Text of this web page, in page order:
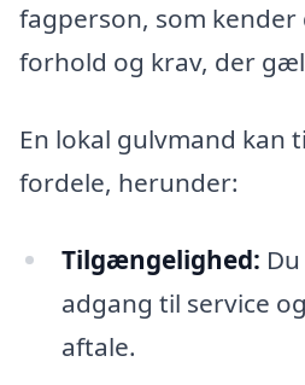
fagperson, som kender
forhold og krav, der
En lokal gulvmand kan
fordele, herunder:
Tilgængelighed:
adgang til service
aftale.